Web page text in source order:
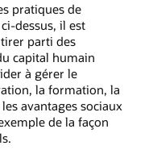
pratiques de
dessus, il est
parti des
capital humain
à gérer le
la formation, la
avantages sociaux
de la façon